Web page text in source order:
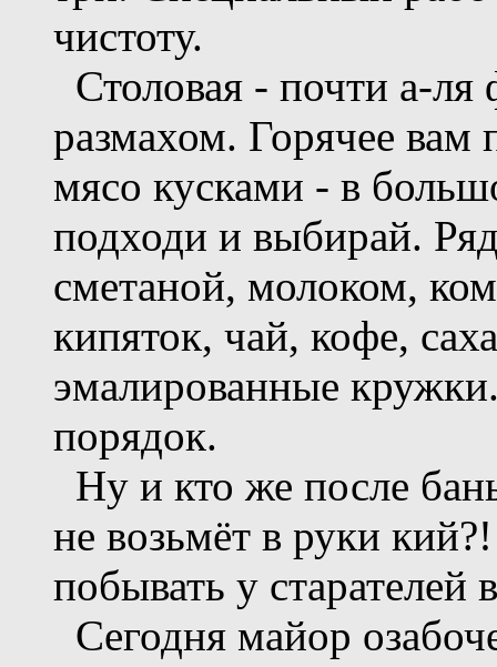
чистоту.
Столовая - почти а-
размахом. Горячее вам
мясо кусками - в
подходи и выбирай.
сметаной, молоком,
кипяток, чай, кофе,
эмалированные
порядок.
Ну и кто же после
не возьмёт в руки
побывать у старателей
Сегодня майор